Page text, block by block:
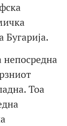
Бугарија.
непосредна
Тоа